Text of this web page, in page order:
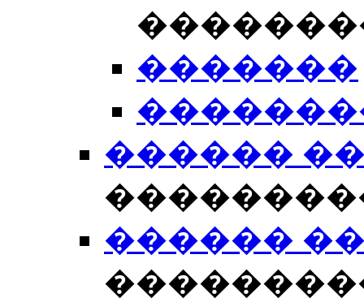
�������
������
������